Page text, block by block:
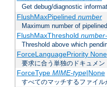
Get debug/diagnostic
FlushMaxPipelined number
Maximum number of
FlushMaxThreshold
Threshold above which
ForceLanguagePriority
要求に合う単独のドキュメ
ForceType MIME-type|None
すべてのマッチするファイ